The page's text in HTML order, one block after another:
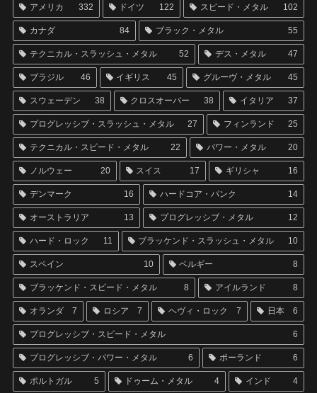
アメリカ 332 ドイツ 122 スピード・メタル 102
カナダ 84 ブラック・メタル 55
テクニカル・スラッシュ・メタル 52 デス・メタル 47
ブラジル 46 イギリス 45 グルーヴ・メタル 45
スウェーデン 38 クロスオーバー 38 イタリア 37
プログレッシブ・スラッシュ・メタル 27 フィンランド 25
テクニカル・スピード・メタル 22 パワー・メタル 20
ノルウェー 20 スイス 17 ギリシャ 16
デンマーク 16 ハードコア・パンク 14
オーストラリア 13 プログレッシブ・メタル 12
ハード・ロック 11 ブラッケンド・スラッシュ・メタル 10
スペイン 10 ベルギー 8
ブラッケンド・スピード・メタル 8 アイルランド 8
オランダ 7 ロシア 7 ヘヴィ・ロック 7 日本 6
プログレッシブ・スピード・メタル 6
プログレッシブ・パワー・メタル 6 ポーランド 6
ポルトガル 5 ドゥーム・メタル 4 インド 4